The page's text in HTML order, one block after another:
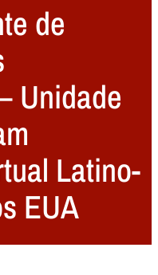
de
Unidade
Latino-
EUA